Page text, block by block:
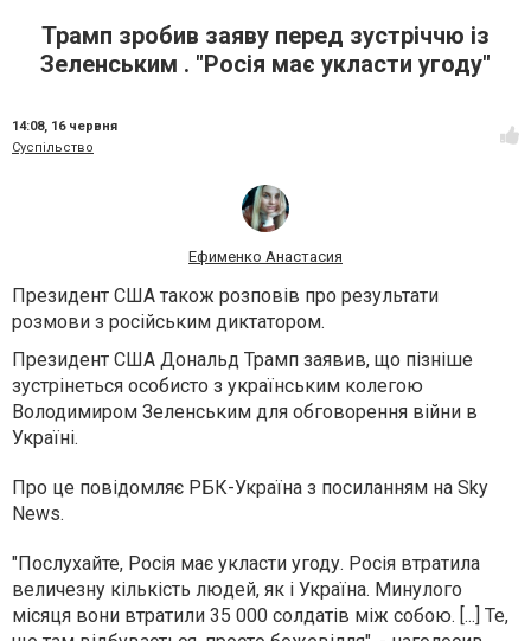
Трамп зробив заяву перед зустріччю із
Зеленським . "Росія має укласти угоду"
14:08, 16 червня
Суспільство
Ефименко Анастасия
Президент США також розповів про результати
розмови з російським диктатором.
Президент США Дональд Трамп заявив, що пізніше
зустрінеться особисто з українським колегою
Володимиром Зеленським для обговорення війни в
Україні.
Про це повідомляє РБК-Україна з посиланням на Sky
News.
"Послухайте, Росія має укласти угоду. Росія втратила
величезну кількість людей, як і Україна. Минулого
місяця вони втратили 35 000 солдатів між собою. [...] Те,